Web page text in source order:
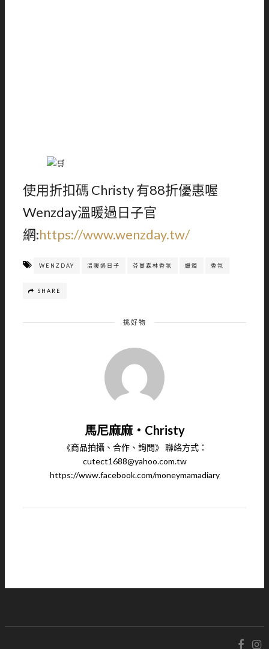
使用折扣碼 Christy 有88折優惠喔
Wenzday溫暖過日子官
網:https://www.wenzday.tw/
WENZDAY 溫暖過日子 芬蘭森林香氛 蠟燭 香氛
SHARE
挑好物
馬尼麻麻‧Christy
《商品拍攝、合作、詢問》 聯絡方式：
cutect1688@yahoo.com.tw
https://www.facebook.com/moneymamadiary